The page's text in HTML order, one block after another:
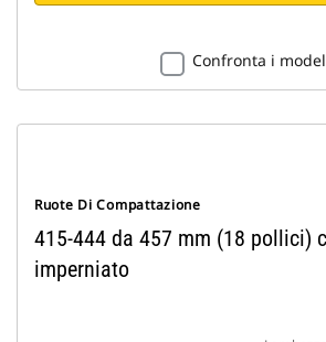
Confronta i
Ruote Di Compattazione
415-444 da 457 mm (18 pollici)
imperniato